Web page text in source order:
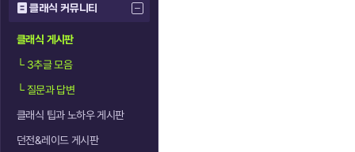
클래식 커뮤니티
클래식 게시판
└3추글 모음
└질문과 답변
클래식 팁과 노하우 게시판
던전&레이드 게시판